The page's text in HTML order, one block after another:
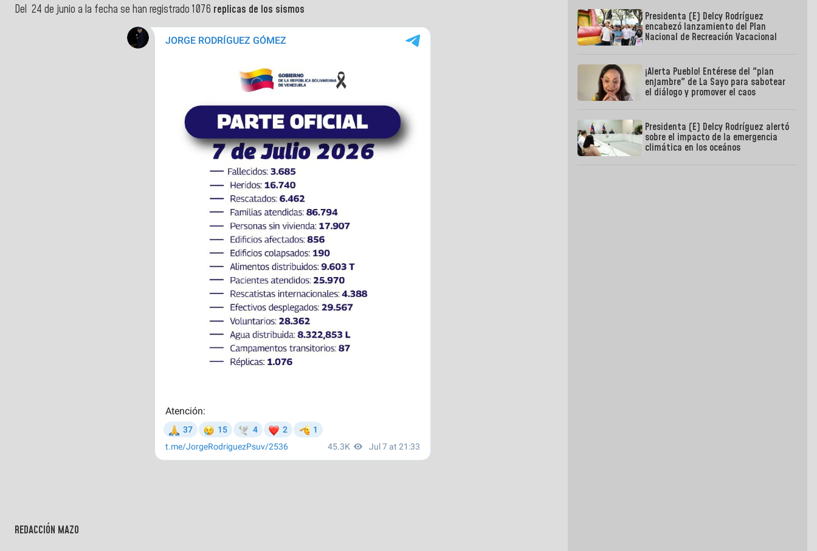
Del 24 de junio a la fecha se han registrado 1076 replicas de los sismos
REDACCIÓN MAZO
Presidenta (E) Delcy Rodríguez
encabezó lanzamiento del Plan
Nacional de Recreación Vacacional
¡Alerta Pueblo! Entérese del "plan
enjambre" de La Sayo para sabotear
el diálogo y promover el caos
Presidenta (E) Delcy Rodríguez alertó
sobre el impacto de la emergencia
climática en los oceános